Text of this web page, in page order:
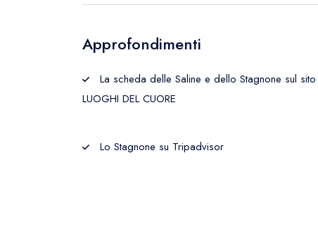
Approfondimenti
La scheda delle Saline e dello Stagnone sul sito
LUOGHI DEL CUORE
Lo Stagnone su Tripadvisor